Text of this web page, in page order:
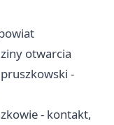
otwarcia
-
- kontakt,